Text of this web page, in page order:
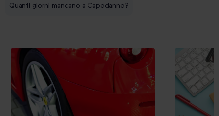
Quanti giorni mancano a Capodanno?